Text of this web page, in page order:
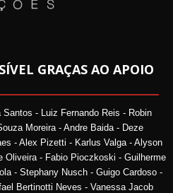
GRAÇAS AO APOIO
- Luiz Fernando Reis - Robin
Moreira - Andre Baida - Deze
- Alex Pizetti - Karlus Valga - Alyson
Oliveira - Fabio Pioczkoski - Guilherme
- Stephany Nusch - Guigo Cardoso -
Bertinotti Neves - Vanessa Jacob